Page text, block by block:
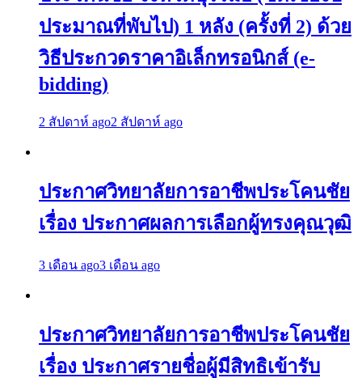
ประมาณที่พับไป) 1 หลัง (ครั้งที่ 2) ด้วย
วิธีประกวดราคาอิเล็กทรอนิกส์ (e-
bidding)
2 สัปดาห์ ago2 สัปดาห์ ago
ประกาศวิทยาลัยการอาชีพประโคนชัย
เรื่อง ประกาศผลการเลือกผู้ทรงคุณวุฒิ
3 เดือน ago3 เดือน ago
ประกาศวิทยาลัยการอาชีพประโคนชัย
เรื่อง ประกาศรายชื่อผู้มีสิทธิเข้ารับ